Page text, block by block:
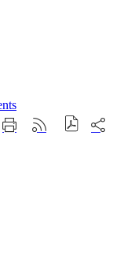
ImprimerGénérer
sur